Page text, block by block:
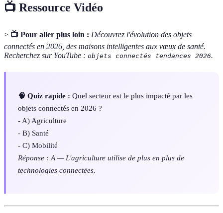
📺 Ressource Vidéo
> 📺 Pour aller plus loin : Découvrez l'évolution des objets
connectés en 2026, des maisons intelligentes aux vœux de santé.
Recherchez sur YouTube : objets connectés tendances 2026.
🧠 Quiz rapide : Quel secteur est le plus impacté par les
objets connectés en 2026 ?
- A) Agriculture
- B) Santé
- C) Mobilité
Réponse : A — L'agriculture utilise de plus en plus de
technologies connectées.